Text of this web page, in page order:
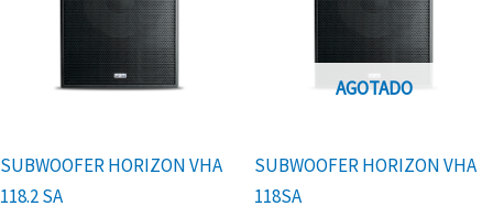
SUBWOOFER HORIZON VHA
118.2 SA
AGOTADO
SUBWOOFER HORIZON VHA
118SA